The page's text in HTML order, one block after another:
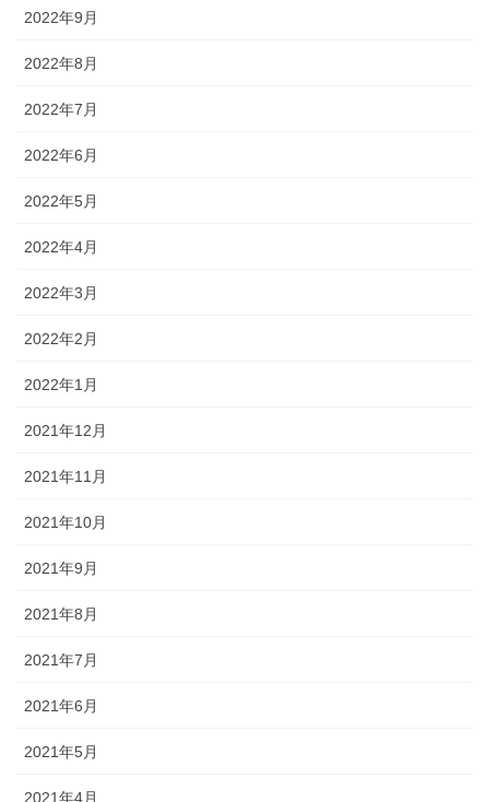
2022年9月
2022年8月
2022年7月
2022年6月
2022年5月
2022年4月
2022年3月
2022年2月
2022年1月
2021年12月
2021年11月
2021年10月
2021年9月
2021年8月
2021年7月
2021年6月
2021年5月
2021年4月